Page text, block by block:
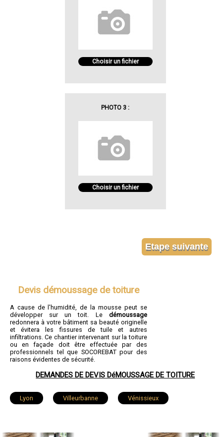
Choisir un fichier
PHOTO 3 :
Choisir un fichier
Devis démoussage de toiture
A cause de l'humidité, de la mousse peut se
développer sur un toit. Le démoussage
redonnera à votre bâtiment sa beauté originelle
et évitera les fissures de tuile et autres
infiltrations. Ce chantier intervenant sur la toiture
ou en façade doit être effectuée par des
professionnels tel que SOCOREBAT pour des
raisons évidentes de sécurité.
DEMANDES DE DEVIS DéMOUSSAGE DE TOITURE
Lyon Villeurbanne Vénissieux